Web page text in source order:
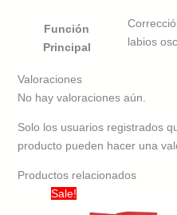
Función
Principal
labios
Valoraciones
No hay valoraciones aún.
Solo los usuarios registrados
producto pueden hacer una
Productos relacionados
Sale!